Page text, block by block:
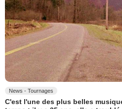
News - Tournages
C'est l'une des plus belles